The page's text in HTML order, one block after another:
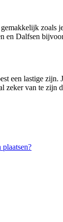
zoals
en Dalfsen
een lastige
zeker van te